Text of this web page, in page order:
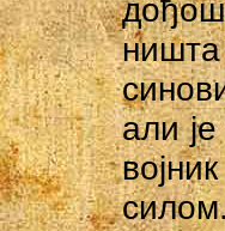
али